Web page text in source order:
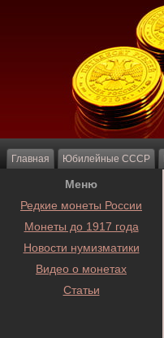
Главная Юбилейные СССР
Меню
Редкие монеты России
Монеты до 1917 года
Новости нумизматики
Видео о монетах
Статьи